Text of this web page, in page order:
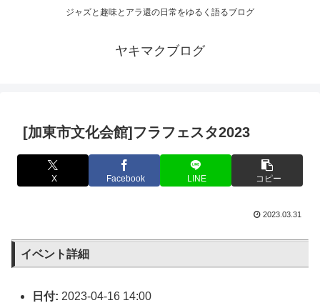
ジャズと趣味とアラ還の日常をゆるく語るブログ
ヤキマクブログ
[加東市文化会館]フラフェスタ2023
X Facebook LINE コピー
2023.03.31
イベント詳細
日付: 2023-04-16 14:00